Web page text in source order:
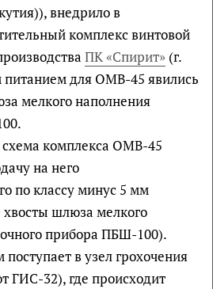
внедрило в
комплекс винтовой
ПК «Спирит» (г.
для ОМВ-45 явились
мелкого наполнения
схема комплекса ОМВ-45
на него
по классу минус 5 мм
шлюза мелкого
прибора ПБШ-100).
в узел грохочения
ГИС-32), где происходит